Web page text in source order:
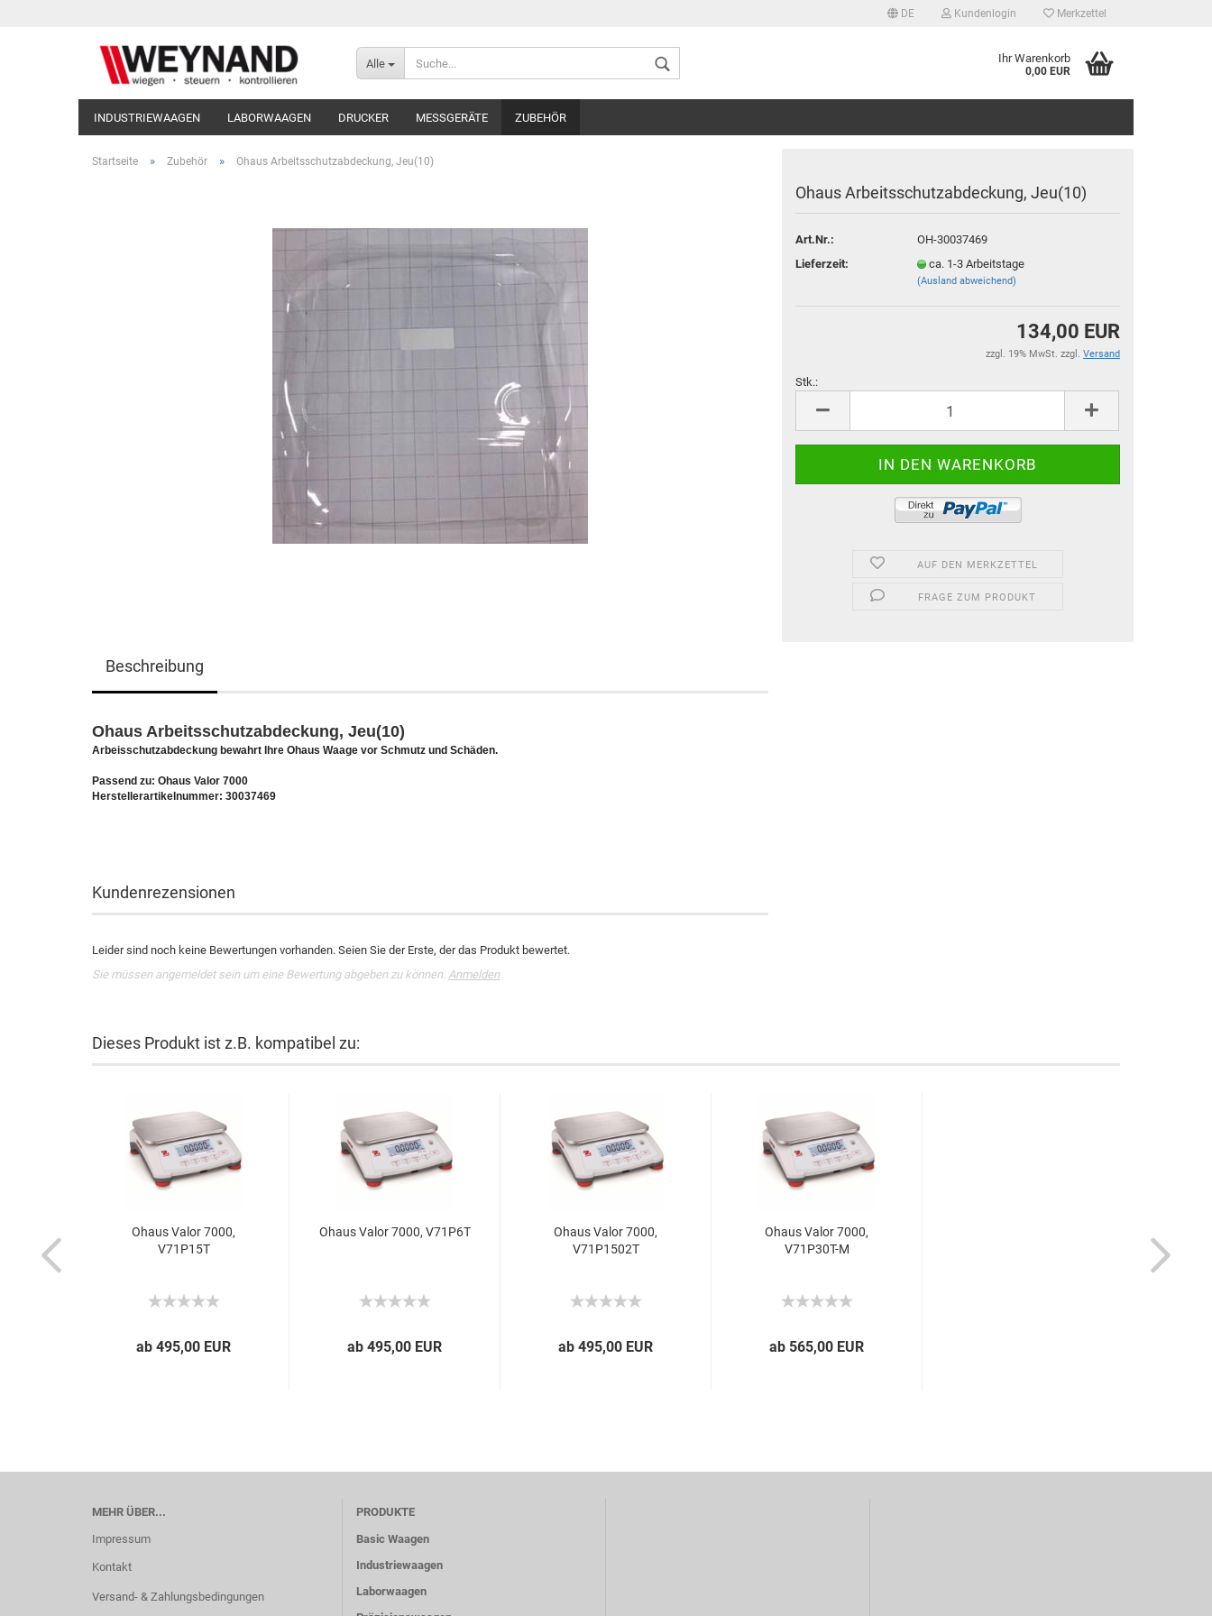
DE Kundenlogin
Konto erstellen
Merkzettel
Alle Ihr Warenkorb
0,00 EUR
INDUSTRIEWAAGEN LABORWAAGEN DRUCKER MESSGERÄTE ZUBEHÖR
Startseite » Zubehör » Ohaus Arbeitsschutzabdeckung, Jeu(10)
Ohaus Arbeitsschutzabdeckung, Jeu(10)
Art.Nr.:
OH-30037469
Lieferzeit:
ca. 1-3 Arbeitstage
(Ausland abweichend)
134,00 EUR
zzgl. 19% MwSt. zzgl. Versand
Stk.:
AUF DEN MERKZETTEL
FRAGE ZUM PRODUKT
Beschreibung
Ohaus Arbeitsschutzabdeckung, Jeu(10)
Arbeisschutzabdeckung bewahrt Ihre Ohaus Waage vor Schmutz und Schäden.
Passend zu: Ohaus Valor 7000
Herstellerartikelnummer: 30037469
Kundenrezensionen
Leider sind noch keine Bewertungen vorhanden. Seien Sie der Erste, der das Produkt bewertet.
Sie müssen angemeldet sein um eine Bewertung abgeben zu können. Anmelden
Dieses Produkt ist z.B. kompatibel zu:
Ohaus Valor 7000,
V71P15T
ab 495,00 EUR
Ohaus Valor 7000, V71P6T
ab 495,00 EUR
Ohaus Valor 7000,
V71P1502T
ab 495,00 EUR
Ohaus Valor 7000,
V71P30T-M
ab 565,00 EUR
MEHR ÜBER...
Impressum
Kontakt
Versand- & Zahlungsbedingungen
PRODUKTE
Basic Waagen
Industriewaagen
Laborwaagen